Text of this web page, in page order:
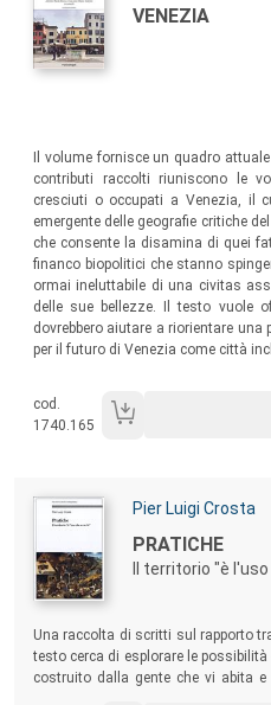
VENEZIA
Il volume fornisce un quadro
contributi raccolti riuniscono le
cresciuti o occupati a Venezia, il
emergente delle geografie critiche
che consente la disamina di quei
financo biopolitici che stanno
ormai ineluttabile di una civitas
delle sue bellezze. Il testo vuole
dovrebbero aiutare a riorientare
per il futuro di Venezia come città
cod.
1740.165
Autori:
Pier Luigi Crosta
Titolo:
PRATICHE
Il territorio "è
Una raccolta di scritti sul rapporto
testo cerca di esplorare le
costruito dalla gente che vi abita